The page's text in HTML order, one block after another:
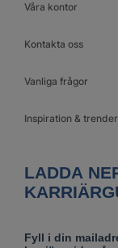
Våra kontor
Kontakta oss
Vanliga frågor
Inspiration & trender